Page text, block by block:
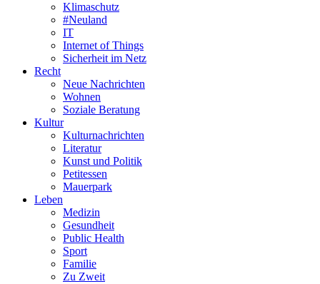
Klimaschutz
#Neuland
IT
Internet of Things
Sicherheit im Netz
Recht
Neue Nachrichten
Wohnen
Soziale Beratung
Kultur
Kulturnachrichten
Literatur
Kunst und Politik
Petitessen
Mauerpark
Leben
Medizin
Gesundheit
Public Health
Sport
Familie
Zu Zweit